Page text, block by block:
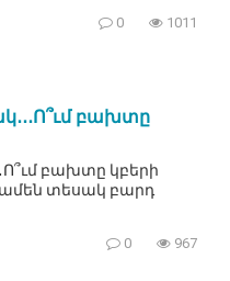
0 1011
բախտը
բախտը կբերի
տեսակ բարդ
0 967